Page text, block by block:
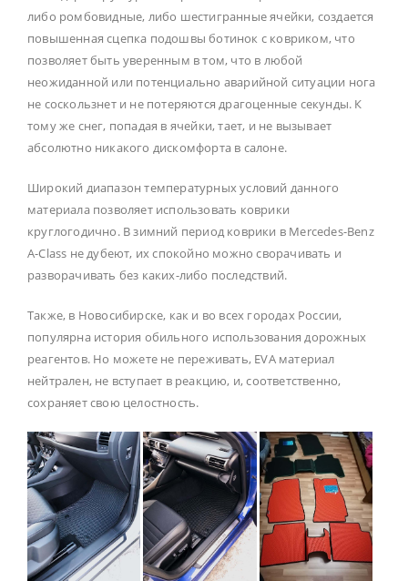
либо ромбовидные, либо шестигранные ячейки, создается
повышенная сцепка подошвы ботинок с ковриком, что
позволяет быть уверенным в том, что в любой
неожиданной или потенциально аварийной ситуации нога
не соскользнет и не потеряются драгоценные секунды. К
тому же снег, попадая в ячейки, тает, и не вызывает
абсолютно никакого дискомфорта в салоне.
Широкий диапазон температурных условий данного
материала позволяет использовать коврики
круглогодично. В зимний период коврики в Mercedes-Benz
A-Class не дубеют, их спокойно можно сворачивать и
разворачивать без каких-либо последствий.
Также, в Новосибирске, как и во всех городах России,
популярна история обильного использования дорожных
реагентов. Но можете не переживать, EVA материал
нейтрален, не вступает в реакцию, и, соответственно,
сохраняет свою целостность.